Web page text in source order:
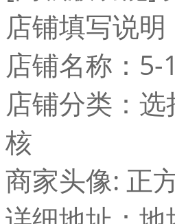
店铺填写说明
店铺名称：
店铺分类：
核
商家头像: 正